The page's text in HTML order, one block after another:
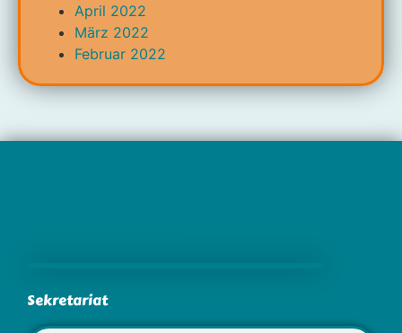
April 2022
März 2022
Februar 2022
Sekretariat